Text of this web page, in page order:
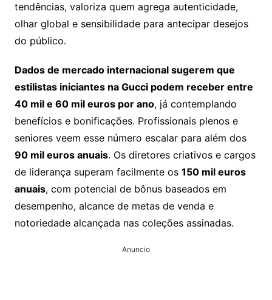
tendências, valoriza quem agrega autenticidade,
olhar global e sensibilidade para antecipar desejos
do público.
Dados de mercado internacional sugerem que
estilistas iniciantes na Gucci podem receber entre
40 mil e 60 mil euros por ano, já contemplando
benefícios e bonificações. Profissionais plenos e
seniores veem esse número escalar para além dos
90 mil euros anuais. Os diretores criativos e cargos
de liderança superam facilmente os 150 mil euros
anuais, com potencial de bônus baseados em
desempenho, alcance de metas de venda e
notoriedade alcançada nas coleções assinadas.
Anuncio